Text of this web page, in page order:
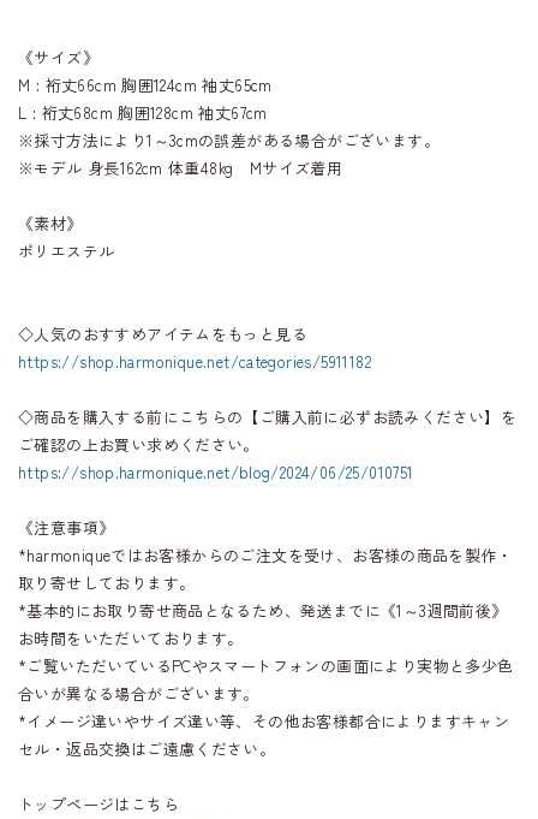
《サイズ》
M : 裄丈66cm 胸囲124cm 袖丈65cm
L : 裄丈68cm 胸囲128cm 袖丈67cm
※採寸方法により1～3cmの誤差がある場合がございます。
※モデル 身長162cm 体重48kg Mサイズ着用
《素材》
ポリエステル
◇人気のおすすめアイテムをもっと見る
https://shop.harmonique.net/categories/5911182
◇商品を購入する前にこちらの【ご購入前に必ずお読みください】を
ご確認の上お買い求めください。
https://shop.harmonique.net/blog/2024/06/25/010751
《注意事項》
*harmoniqueではお客様からのご注文を受け、お客様の商品を製作・
取り寄せしております。
*基本的にお取り寄せ商品となるため、発送までに《1～3週間前後》
お時間をいただいております。
*ご覧いただいているPCやスマートフォンの画面により実物と多少色
合いが異なる場合がございます。
*イメージ違いやサイズ違い等、その他お客様都合によりますキャン
セル・返品交換はご遠慮ください。
トップページはこちら